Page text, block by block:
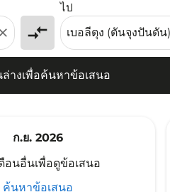
compare_arrows
ไป
างเพื่อค้นหาข้อเสนอ
ก.ย. 2026
อนอื่นเพื่อดูข้อเสนอ
ค้นหาข้อเสนอ